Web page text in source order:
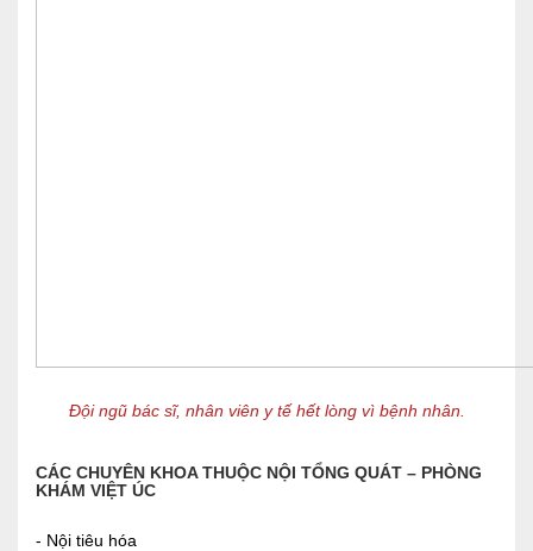
Đội ngũ bác sĩ, nhân viên y tế hết lòng vì bệnh nhân.
CÁC CHUYÊN KHOA THUỘC NỘI TỔNG QUÁT – PHÒNG
KHÁM VIỆT ÚC
- Nội tiêu hóa